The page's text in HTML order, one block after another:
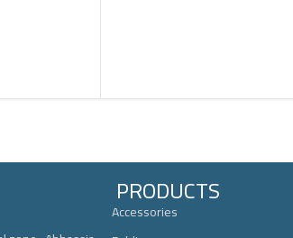
PRODUCTS
Accessories